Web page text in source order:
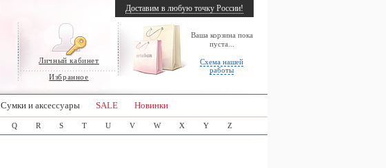
Личный кабинет
Избранное
Ваша корзина пока
пуста...
Схема нашей
работы
Доставим в любую точку России!
Сумки и аксессуары SALE Новинки
Q R S T U V W X Y Z